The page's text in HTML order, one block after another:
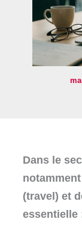
Dans le
(travel) et
essentielle